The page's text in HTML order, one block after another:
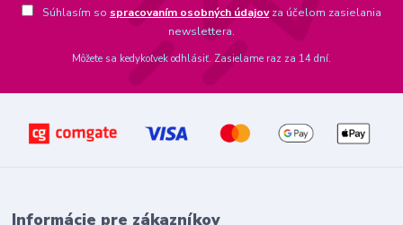
Súhlasím so spracovaním osobných údajovza účelom zasielania
newslettera.
Môžete sa kedykoľvek odhlásiť. Zasielame raz za 14 dní.
Informácie pre zákazníkov